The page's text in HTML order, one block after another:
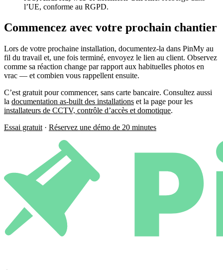
l’UE, conforme au RGPD.
Commencez avec votre prochain chantier
Lors de votre prochaine installation, documentez-la dans PinMy au
fil du travail et, une fois terminé, envoyez le lien au client. Observez
comme sa réaction change par rapport aux habituelles photos en
vrac — et combien vous rappellent ensuite.
C’est gratuit pour commencer, sans carte bancaire. Consultez aussi
la documentation as-built des installations et la page pour les
installateurs de CCTV, contrôle d’accès et domotique.
Essai gratuit · Réservez une démo de 20 minutes